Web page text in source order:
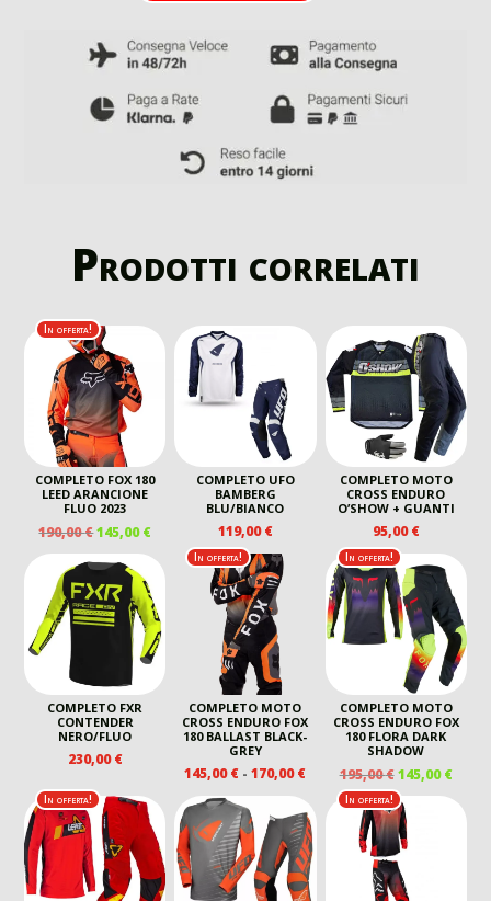
Prodotti correlati
In offerta!
COMPLETO FOX 180
LEED ARANCIONE
FLUO 2023
190,00€IL
PREZZO
ORIGINALE
ERA:
190,00 €.
145,00€IL
PREZZO
ATTUALE
È:
145,00 €.
COMPLETO UFO
BAMBERG
BLU/BIANCO
119,00€
COMPLETO MOTO
CROSS ENDURO
O’SHOW + GUANTI
95,00€
COMPLETO FXR
CONTENDER
NERO/FLUO
230,00€
In offerta!
COMPLETO MOTO
CROSS ENDURO FOX
180 BALLAST BLACK-
GREY
145,00€ - 170,00€FASCIA
PREZZO:
DA
145,00 €
A
170,00 €
In offerta!
COMPLETO MOTO
CROSS ENDURO FOX
180 FLORA DARK
SHADOW
195,00€ IL
PREZZO
ORIGINALE
ERA:
195,00 €.
145,00€IL
In offerta! In offerta!